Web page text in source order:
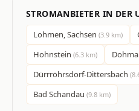
STROMANBIETER IN DER
Lohmen, Sachsen (3.9 km)
Hohnstein (6.3 km) Dohma
Dürrröhrsdorf-Dittersbach
Bad Schandau (9.8 km)